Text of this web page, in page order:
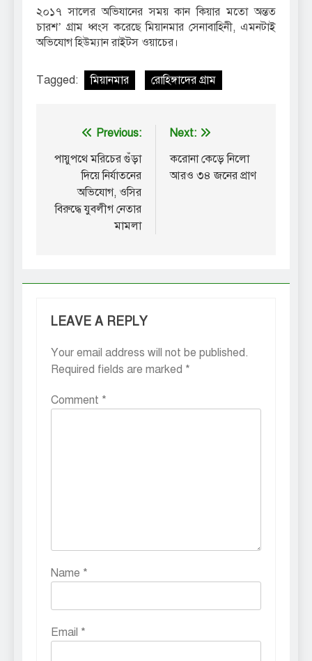
২০১৭ সালের অভিযানের সময় কান কিয়ার মতো অন্তত
চারশ’ গ্রাম ধ্বংস করেছে মিয়ানমার সেনাবাহিনী, এমনটাই
অভিযোগ হিউম্যান রাইটস ওয়াচের।
Tagged: মিয়ানমার রোহিঙ্গাদের গ্রাম
Post
navigation
Previous:
পায়ুপথে মরিচের গুঁড়া
দিয়ে নির্যাতনের
অভিযোগ, ওসির
বিরুদ্ধে যুবলীগ নেতার
মামলা
Next:
করোনা কেড়ে নিলো
আরও ৩৪ জনের প্রাণ
LEAVE A REPLY
Your email address will not be published.
Required fields are marked *
Comment *
Name *
Email *